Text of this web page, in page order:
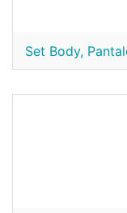
Set Body,